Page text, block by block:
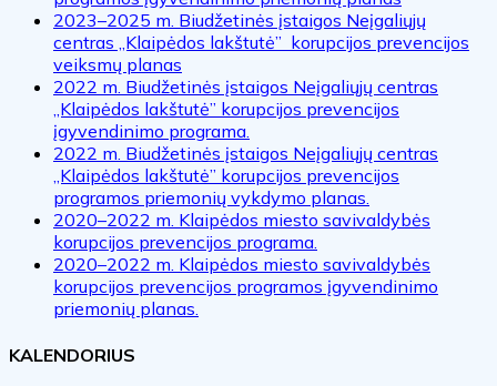
2023–2025 m. Biudžetinės įstaigos Neįgaliųjų
centras „Klaipėdos lakštutė” korupcijos prevencijos
veiksmų planas
2022 m. Biudžetinės įstaigos Neįgaliųjų centras
„Klaipėdos lakštutė” korupcijos prevencijos
įgyvendinimo programa.
2022 m. Biudžetinės įstaigos Neįgaliųjų centras
„Klaipėdos lakštutė” korupcijos prevencijos
programos priemonių vykdymo planas.
2020–2022 m. Klaipėdos miesto savivaldybės
korupcijos prevencijos programa.
2020–2022 m. Klaipėdos miesto savivaldybės
korupcijos prevencijos programos įgyvendinimo
priemonių planas.
KALENDORIUS